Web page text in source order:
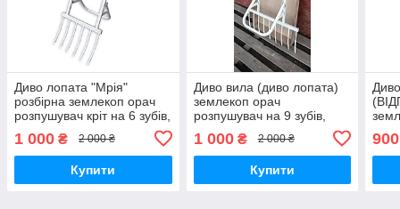
Диво лопата "Мрія"
розбірна землекоп орач
розпушувач кріт на 6 зубів,
1 000 ₴ 2 000 ₴
Купити
Диво вила (диво лопата)
землекоп орач
розпушувач на 9 зубів,
(нова партія)
1 000₴ 2 000 ₴
Купити
900